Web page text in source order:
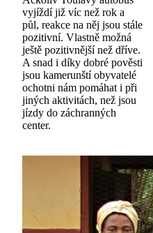
vyjíždí již víc než rok a
půl, reakce na něj jsou stále
pozitivní. Vlastně možná
ještě pozitivnější než dříve.
A snad i díky dobré pověsti
jsou kamerunští obyvatelé
ochotni nám pomáhat i při
jiných aktivitách, než jsou
jízdy do záchranných
center.